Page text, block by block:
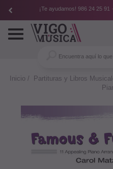
¡Te ayudamos! 986 24 25 91 ·
Toggle
navigation
Inicio Partituras y Libros